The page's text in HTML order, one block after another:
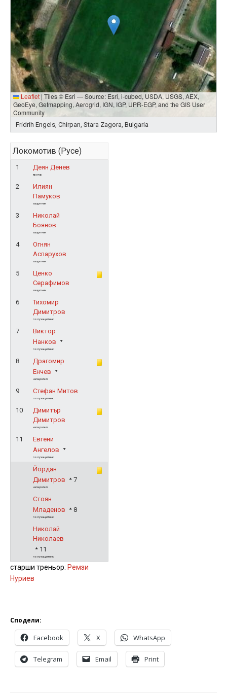
Leaflet | Tiles © Esri — Source: Esri, i-cubed, USDA, USGS, AEX,
GeoEye, Getmapping, Aerogrid, IGN, IGP, UPR-EGP, and the GIS User
Community
Fridrih Engels, Chirpan, Stara Zagora, Bulgaria
Локомотив (Русе)
1 Деян Денев
вратар
2
Илиян
Памуков
защитник
3
Николай
Боянов
защитник
4
Огнян
Аспарухов
защитник
5
Ценко
Серафимов
защитник
6
Тихомир
Димитров
полузащитник
7
Виктор
Нанков
полузащитник
8
Драгомир
Енчев
нападател
9 Стефан Митов
полузащитник
10
Димитър
Димитров
нападател
11
Евгени
Ангелов
полузащитник
Йордан
Димитров
7
нападател
Стоян
Младенов
8
полузащитник
Николай
Николаев
11
полузащитник
старши треньор: Ремзи
Нуриев
Сподели:
Facebook X WhatsApp
Telegram Email Print